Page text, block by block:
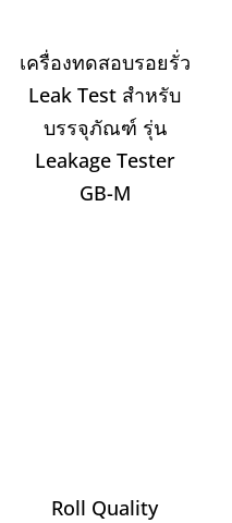
เครื่องทดสอบรอยรั่ว
Leak Test สำหรับ
บรรจุภัณฑ์ รุ่น
Leakage Tester
GB-M
Roll Quality